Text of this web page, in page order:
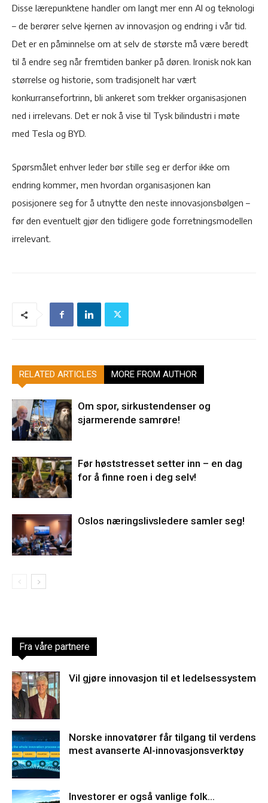
Disse lærepunktene handler om langt mer enn AI og teknologi
– de berører selve kjernen av innovasjon og endring i vår tid.
Det er en påminnelse om at selv de største må være beredt
til å endre seg når fremtiden banker på døren. Ironisk nok kan
størrelse og historie, som tradisjonelt har vært
konkurransefortrinn, bli ankeret som trekker organisasjonen
ned i irrelevans. Det er nok å vise til Tysk bilindustri i møte
med Tesla og BYD.
Spørsmålet enhver leder bør stille seg er derfor ikke om
endring kommer, men hvordan organisasjonen kan
posisjonere seg for å utnytte den neste innovasjonsbølgen –
før den eventuelt gjør den tidligere gode forretningsmodellen​​​
irrelevant.​
RELATED ARTICLES MORE FROM AUTHOR
Om spor, sirkustendenser og
sjarmerende samrøre!
Før høststresset setter inn – en dag
for å finne roen i deg selv!
Oslos næringslivsledere samler seg!
Fra våre partnere
Vil gjøre innovasjon til et ledelsessystem
Norske innovatører får tilgang til verdens
mest avanserte AI-innovasjonsverktøy
Investorer er også vanlige folk…